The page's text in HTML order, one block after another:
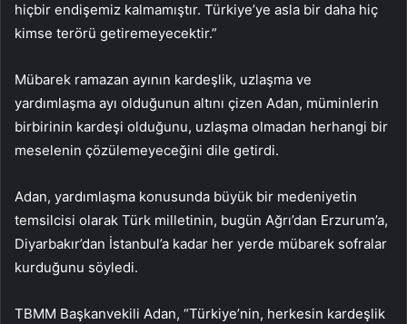
hiçbir endişemiz kalmamıştır. Türkiye’ye asla bir daha hiç
kimse terörü getiremeyecektir.”
Mübarek ramazan ayının kardeşlik, uzlaşma ve
yardımlaşma ayı olduğunun altını çizen Adan, müminlerin
birbirinin kardeşi olduğunu, uzlaşma olmadan herhangi bir
meselenin çözülemeyeceğini dile getirdi.
Adan, yardımlaşma konusunda büyük bir medeniyetin
temsilcisi olarak Türk milletinin, bugün Ağrı’dan Erzurum’a,
Diyarbakır’dan İstanbul’a kadar her yerde mübarek sofralar
kurduğunu söyledi.
TBMM Başkanvekili Adan, “Türkiye’nin, herkesin kardeşlik